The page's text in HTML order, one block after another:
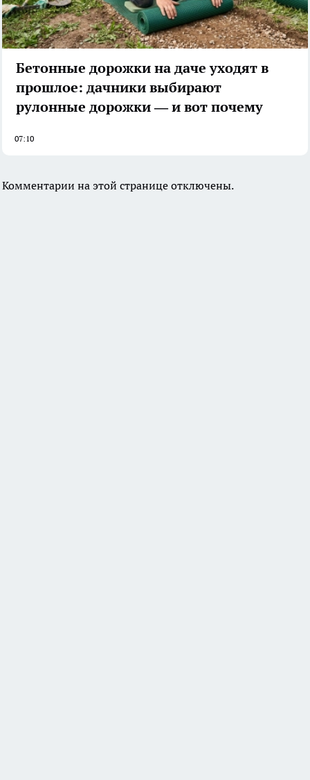
Бетонные дорожки на даче уходят в
прошлое: дачники выбирают
рулонные дорожки — и вот почему
07:10
Комментарии на этой странице отключены.